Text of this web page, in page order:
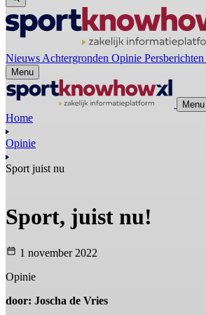
Nieuws Achtergronden Opinie Persberichten
Menu
Menu
Home
Opinie
Sport juist nu
Sport, juist nu!
1 november 2022
Opinie
door: Joscha de Vries